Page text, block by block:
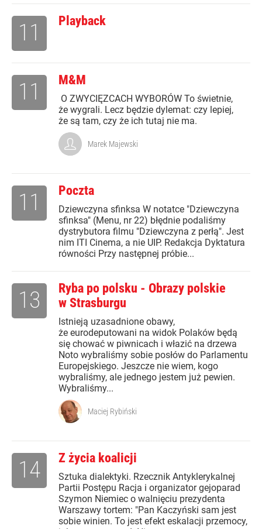
Playback
11
M&M
O ZWYCIĘZCACH WYBORÓW To świetnie,
że wygrali. Lecz będzie dylemat: czy lepiej,
że są tam, czy że ich tutaj nie ma.
11
Marek Majewski
Poczta
Dziewczyna sfinksa W notatce "Dziewczyna
sfinksa" (Menu, nr 22) błędnie podaliśmy
dystrybutora filmu "Dziewczyna z perłą". Jest
nim ITI Cinema, a nie UIP. Redakcja Dyktatura
równości Przy następnej próbie...
11
Ryba po polsku - Obrazy polskie
w Strasburgu
Istnieją uzasadnione obawy,
że eurodeputowani na widok Polaków będą
się chować w piwnicach i włazić na drzewa
Noto wybraliśmy sobie posłów do Parlamentu
Europejskiego. Jeszcze nie wiem, kogo
wybraliśmy, ale jednego jestem już pewien.
Wybraliśmy...
13
Maciej Rybiński
Z życia koalicji
Sztuka dialektyki. Rzecznik Antyklerykalnej
Partii Postępu Racja i organizator gejoparad
Szymon Niemiec o walnięciu prezydenta
Warszawy tortem: "Pan Kaczyński sam jest
sobie winien. To jest efekt eskalacji przemocy,
14